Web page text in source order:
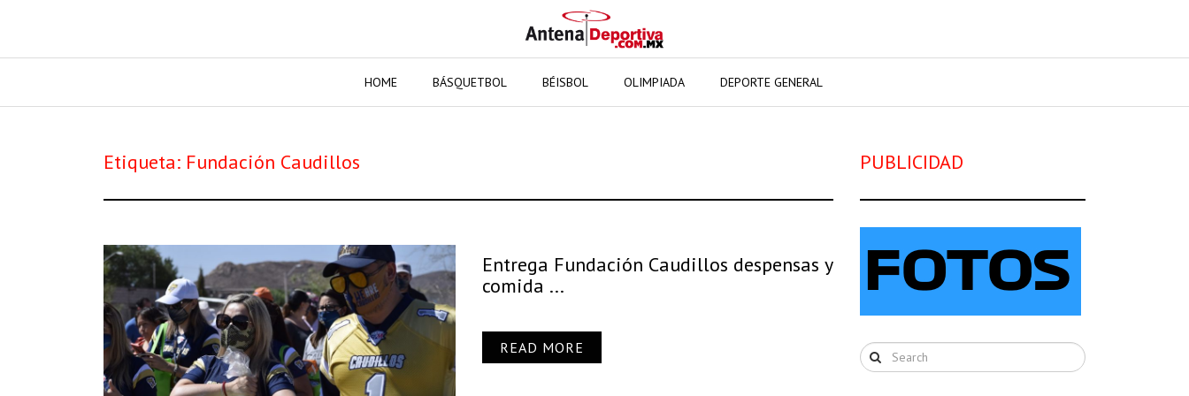
HOME BÁSQUETBOL BÉISBOL OLIMPIADA DEPORTE GENERAL
Etiqueta: Fundación Caudillos
Entrega Fundación Caudillos despensas y
comida ...
READ MORE
PUBLICIDAD